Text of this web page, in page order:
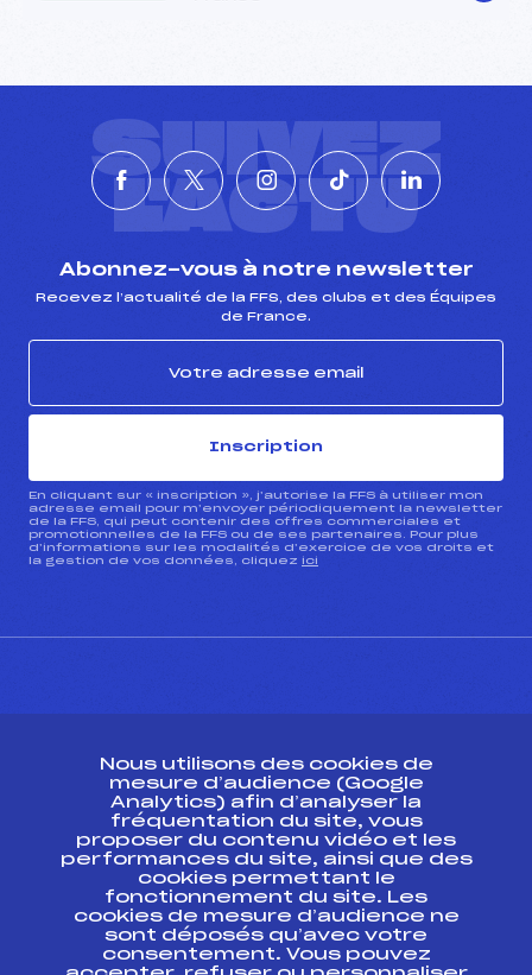
SUIVEZ
L'ACTU
Abonnez-vous à notre newsletter
Recevez l’actualité de la FFS, des clubs et des Équipes
de France.
Inscription
En cliquant sur « inscription », j’autorise la FFS à utiliser mon
adresse email pour m’envoyer périodiquement la newsletter
de la FFS, qui peut contenir des offres commerciales et
promotionnelles de la FFS ou de ses partenaires. Pour plus
d’informations sur les modalités d’exercice de vos droits et
la gestion de vos données, cliquez ici
ESPACE PRESSE
Ressources
Pass’Neige
Projet sportif fédéral
Projet de performance fédéral
Antidopage
Pôle Développement, Formation, Suivi
Nous utilisons des cookies de
mesure d’audience (Google
Analytics) afin d’analyser la
fréquentation du site, vous
proposer du contenu vidéo et les
performances du site, ainsi que des
cookies permettant le
fonctionnement du site. Les
cookies de mesure d’audience ne
sont déposés qu’avec votre
consentement. Vous pouvez